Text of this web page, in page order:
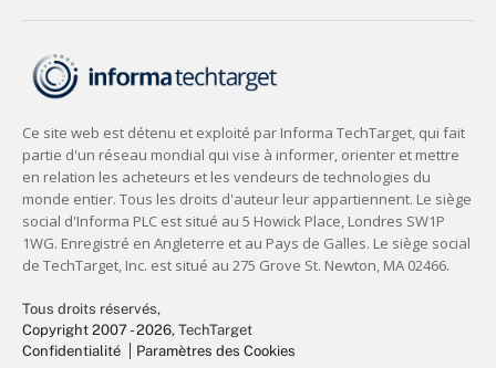
Tous droits réservés,
Copyright 2007 - 2026, TechTarget
Confidentialité
Paramètres des Cookies